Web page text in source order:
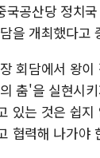
국공산당 정치
을 개최했다고
회담에서 왕
춤'을 실현시
있는 것은 쉽
협력해 나가야